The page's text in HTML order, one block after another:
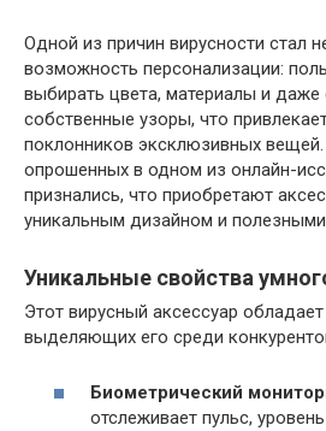
Одной из причин вирусности стал
возможность персонализации:
выбирать цвета, материалы и даже
собственные узоры, что
поклонников эксклюзивных вещей.
опрошенных в одном из онлайн-
признались, что приобретают
уникальным дизайном и
Уникальные свойства
Этот вирусный аксессуар
выделяющих его среди
Биометрический
отслеживает пульс,